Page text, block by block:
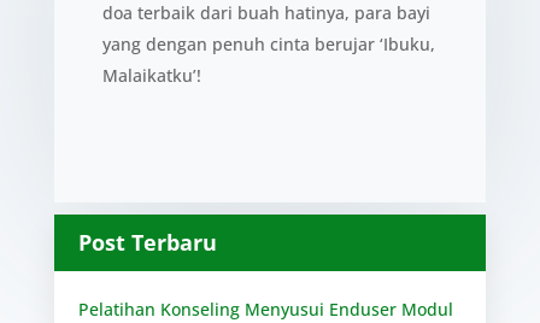
doa terbaik dari buah hatinya, para bayi
yang dengan penuh cinta berujar ‘Ibuku,
Malaikatku’!
Post Terbaru
Pelatihan Konseling Menyusui Enduser Modul